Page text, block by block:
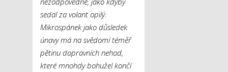
sedal za volant opilý.
Mikrospánek jako důsledek
únavy má na svědomí téměř
pětinu dopravních nehod,
které mnohdy bohužel končí